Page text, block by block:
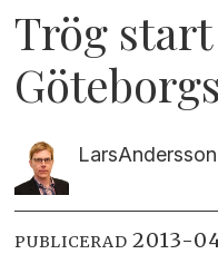
Trög
LarsAndersson
PUBLICERAD 2013-